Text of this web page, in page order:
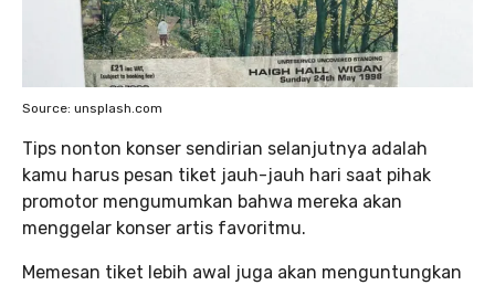
Source: unsplash.com
Tips nonton konser sendirian selanjutnya adalah
kamu harus pesan tiket jauh-jauh hari saat pihak
promotor mengumumkan bahwa mereka akan
menggelar konser artis favoritmu.
Memesan tiket lebih awal juga akan menguntungkan